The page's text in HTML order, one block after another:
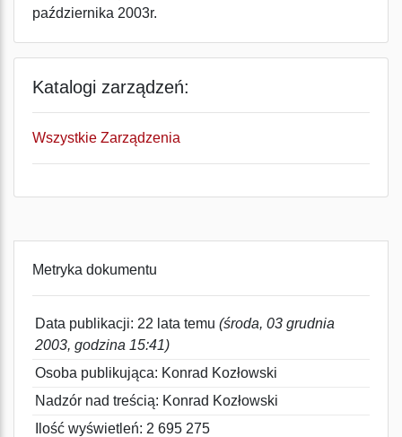
października 2003r.
Katalogi zarządzeń:
Wszystkie Zarządzenia
Metryka dokumentu
Data publikacji: 22 lata temu (środa, 03 grudnia
2003, godzina 15:41)
Osoba publikująca: Konrad Kozłowski
Nadzór nad treścią: Konrad Kozłowski
Ilość wyświetleń: 2 695 275